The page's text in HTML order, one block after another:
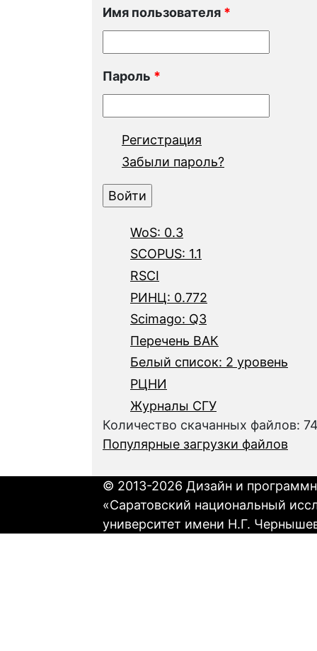
Имя пользователя *
Пароль *
Регистрация
Забыли пароль?
WoS: 0.3
SCOPUS: 1.1
RSCI
РИНЦ: 0.772
Scimago: Q3
Перечень ВАК
Белый список: 2 уровень
РЦНИ
Журналы СГУ
Количество скачанных файлов:
Популярные загрузки файлов
© 2013-2026 Дизайн и
«Саратовский национальный
университет имени Н.Г.